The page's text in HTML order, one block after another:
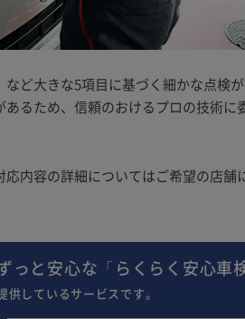
ど大きな5項目に基づく細かな点検
るため、信頼のおけるプロの技術に
内容の詳細についてはご希望の店舗
と安心な「らくらく安心車
しているサービスです。